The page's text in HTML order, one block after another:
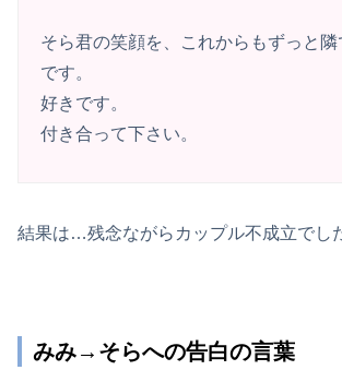
そら君の笑顔を、これからもずっと
です。
好きです。
付き合って下さい。
結果は…残念ながらカップル不成立でし
みみ→そらへの告白の言葉